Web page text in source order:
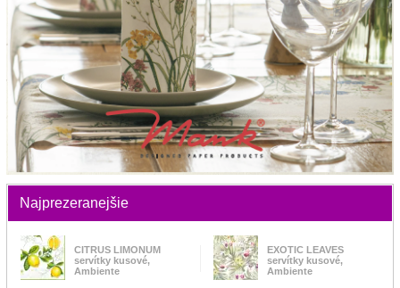
Najprezeranejšie
CITRUS LIMONUM
servítky kusové,
Ambiente
EXOTIC LEAVES
servítky kusové,
Ambiente